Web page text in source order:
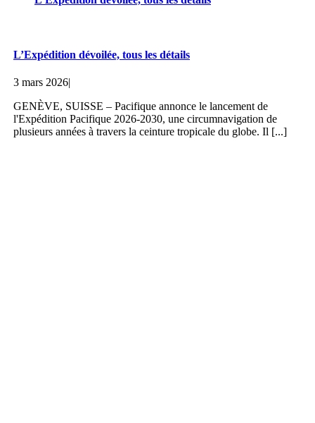
L’Expédition dévoilée, tous les détails
3 mars 2026|
GENÈVE, SUISSE – Pacifique annonce le lancement de
l'Expédition Pacifique 2026-2030, une circumnavigation de
plusieurs années à travers la ceinture tropicale du globe. Il [...]